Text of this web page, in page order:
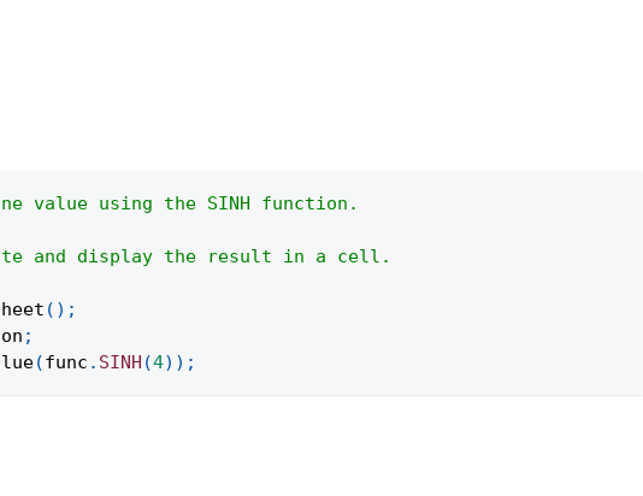
value using the SINH function.
and display the result in a cell.
( ) ;
;
(func . SINH (4) ) ;